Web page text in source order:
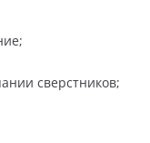
сверстников;